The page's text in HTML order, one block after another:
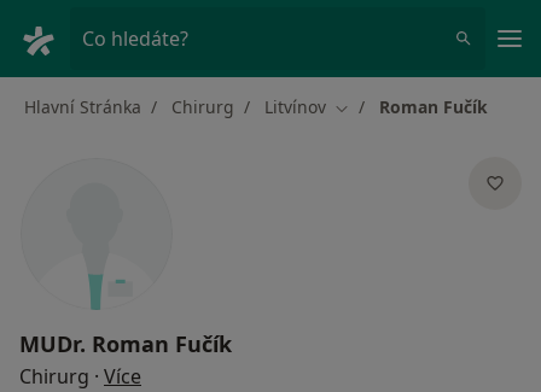
Co hledáte?
Hlavní Stránka Chirurg Litvínov Změna města
Roman Fučík
MUDr. Roman Fučík
Chirurg · Více